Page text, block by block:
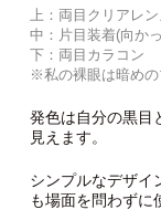
上：両目クリアレ
中：片目装着(向か
下：両目カラコン
※私の裸眼は暗めの
発色は自分の黒目
見えます。
シンプルなデザイ
も場面を問わずに